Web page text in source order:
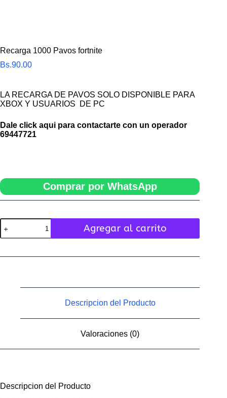
Recarga 1000 Pavos fortnite
Bs.90.00
LA RECARGA DE PAVOS SOLO DISPONIBLE PARA
XBOX Y USUARIOS DE PC
Dale click aqui para contactarte con un operador
69447721
Comprar por WhatsApp
Recarga
1000
Pavos
cantidad
Agregar al carrito
Descripcion del Producto
Valoraciones (0)
Descripcion del Producto